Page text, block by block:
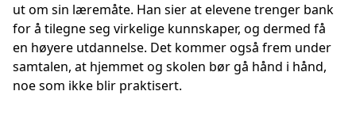
ut om sin læremåte. Han sier at elevene trenger bank
for å tilegne seg virkelige kunnskaper, og dermed få
en høyere utdannelse. Det kommer også frem under
samtalen, at hjemmet og skolen bør gå hånd i hånd,
noe som ikke blir praktisert.